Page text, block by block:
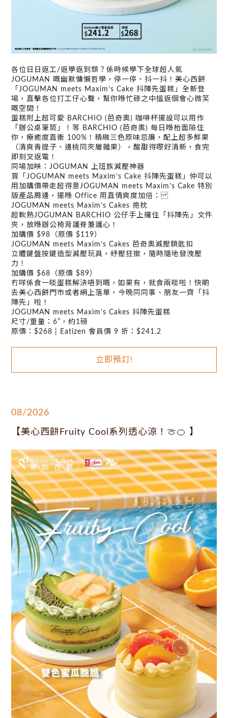
各位日日返工/返學返到頹？係時候學下全球超人氣
JOGUMAN 嘅幽默慵懶哲學，停一停、抖一抖！美心西餅
「JOGUMAN meets Maxim’s Cake 抖陣先蛋糕」全新登
場，直擊各位打工仔心聲，幫你喺忙碌之中搵返個會心微笑
嘅空間！
蛋糕附上超可愛 BARCHIO (芭奇奧) 咖啡杯擺設可以用作
「辦公桌筆筒」！等 BARCHIO (芭奇奧) 每日喺枱面陪住
你，療癒度直衝 100%！精緻三色原味忌廉，配上超多鮮果
（清爽青提子、邊桃同夾層雜果），酸甜得嚟好清新，食完
即刻叉返電！
同場加映：JOGUMAN 上班族減壓神器
買「JOGUMAN meets Maxim’s Cake 抖陣先蛋糕」仲可以
用加購價帶走超得意JOGUMAN meets Maxim’s Cake 特別
版產品周邊，擺喺 Office 用直情爽度加倍：
JOGUMAN meets Maxim’s Cakes 抱枕
超軟熟JOGUMAN BARCHIO 公仔手上攞住「抖陣先」文件
夾，放喺辦公椅背護脊兼護心！
加購價 $98（原價 $119）
JOGUMAN meets Maxim’s Cakes 芭奇奧減壓鎖匙扣
立體鍵盤按鍵造型減壓玩具，紓壓狂撳，隨時隨地發洩壓
力！
加購價 $68（原價 $89）
冇咩係食一啖蛋糕解決唔到嘅，如果有，就食兩啖啦！快啲
去美心西餅門市或者網上落單，今晚同同事、朋友一齊「抖
陣先」啦！
JOGUMAN meets Maxim’s Cakes 抖陣先蛋糕
尺寸/重量：6”，約1磅
原價：$268 | Eatizen 會員價 9 折：$241.2
立即預訂!
08/2026
【美心西餅Fruity Cool系列透心涼！🍈🍊 】